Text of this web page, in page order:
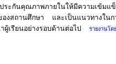
ระกันคุณภาพภายในให้มีความเข้มแ
องสถานศึกษา และเป็นแนวทางใน
ผู้เรียนอย่างรอบด้านต่อไป
รายงานโ